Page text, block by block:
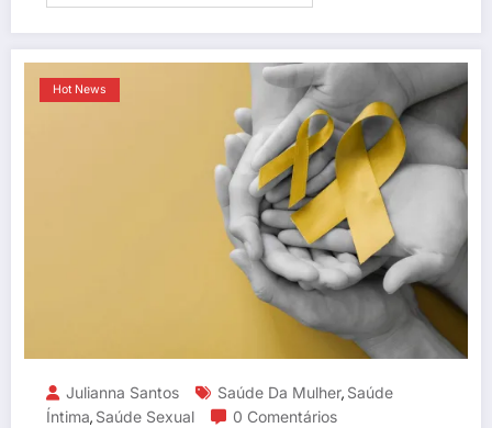
Hot News
Julianna Santos Saúde Da Mulher, Saúde
Íntima, Saúde Sexual 0 Comentários